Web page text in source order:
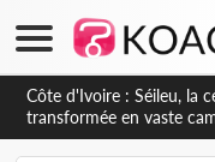
Côte d'Ivoire : Séileu, la
transformée en vaste
dépigmentants